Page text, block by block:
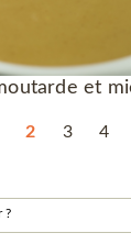
et
2 3 4